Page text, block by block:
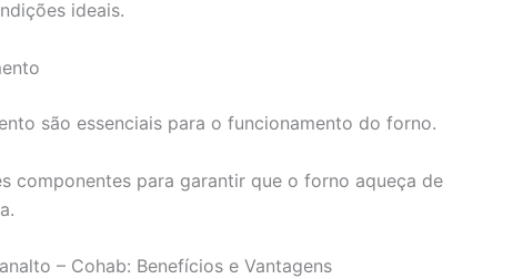
ideais.
são essenciais para o funcionamento do forno.
componentes para garantir que o forno aqueça de
– Cohab: Benefícios e Vantagens